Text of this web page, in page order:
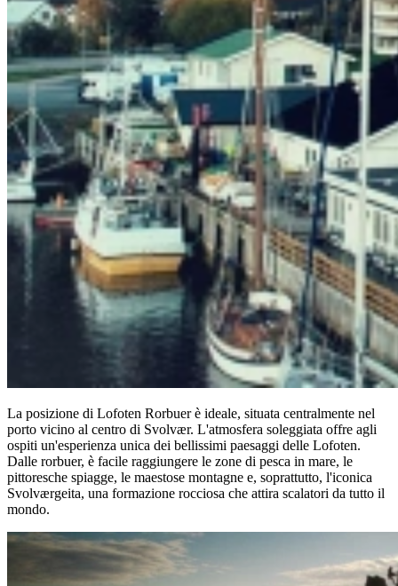
La posizione di Lofoten Rorbuer è ideale, situata centralmente nel
porto vicino al centro di Svolvær. L'atmosfera soleggiata offre agli
ospiti un'esperienza unica dei bellissimi paesaggi delle Lofoten.
Dalle rorbuer, è facile raggiungere le zone di pesca in mare, le
pittoresche spiagge, le maestose montagne e, soprattutto, l'iconica
Svolværgeita, una formazione rocciosa che attira scalatori da tutto il
mondo.